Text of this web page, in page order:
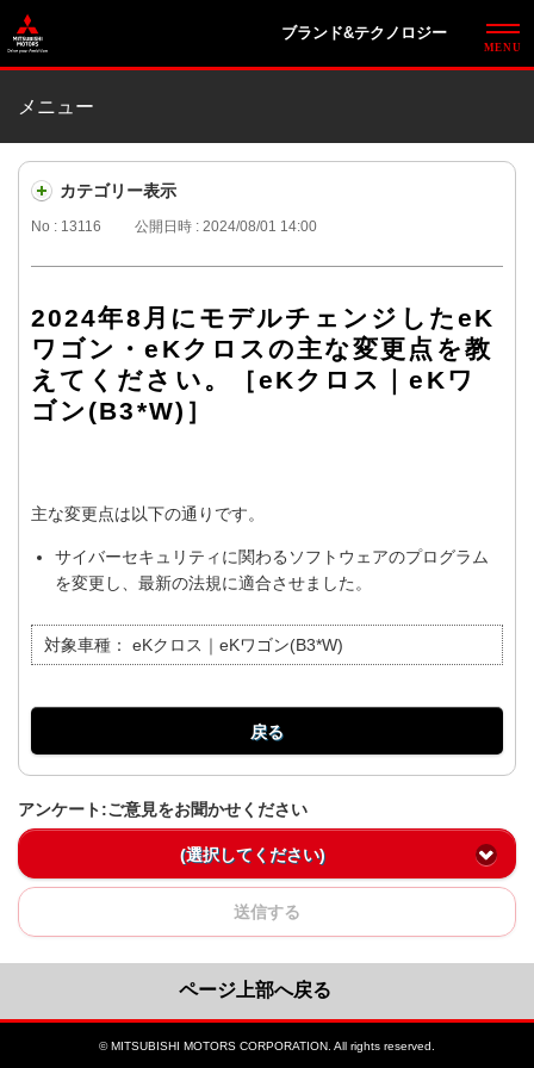
ブランド&テクノロジー
メニュー
カテゴリー表示
No : 13116 公開日時 : 2024/08/01 14:00
2024年8月にモデルチェンジしたeK
ワゴン・eKクロスの主な変更点を教
えてください。［eKクロス｜eKワ
ゴン(B3*W)］
主な変更点は以下の通りです。
サイバーセキュリティに関わるソフトウェアのプログラム
を変更し、最新の法規に適合させました。
対象車種： eKクロス｜eKワゴン(B3*W)
戻る
アンケート:ご意見をお聞かせください
(選択してください)
送信する
ページ上部へ戻る
© MITSUBISHI MOTORS CORPORATION. All rights reserved.